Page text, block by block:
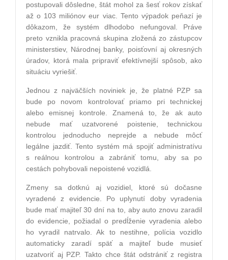
postupovali dôsledne, štát mohol za šesť rokov získať
až o 103 miliónov eur viac. Tento výpadok peňazí je
dôkazom, že systém dlhodobo nefungoval. Práve
preto vznikla pracovná skupina zložená zo zástupcov
ministerstiev, Národnej banky, poisťovní aj okresných
úradov, ktorá mala pripraviť efektívnejší spôsob, ako
situáciu vyriešiť.
Jednou z najväčších noviniek je, že platné PZP sa
bude po novom kontrolovať priamo pri technickej
alebo emisnej kontrole. Znamená to, že ak auto
nebude mať uzatvorené poistenie, technickou
kontrolou jednoducho neprejde a nebude môcť
legálne jazdiť. Tento systém má spojiť administratívu
s reálnou kontrolou a zabrániť tomu, aby sa po
cestách pohybovali nepoistené vozidlá.
Zmeny sa dotknú aj vozidiel, ktoré sú dočasne
vyradené z evidencie. Po uplynutí doby vyradenia
bude mať majiteľ 30 dní na to, aby auto znovu zaradil
do evidencie, požiadal o predĺženie vyradenia alebo
ho vyradil natrvalo. Ak to nestihne, polícia vozidlo
automaticky zaradí späť a majiteľ bude musieť
uzatvoriť aj PZP. Takto chce štát odstrániť z registra